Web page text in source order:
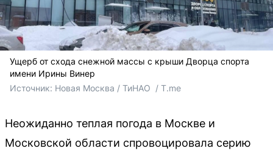
Ущерб от схода снежной массы с крыши Дворца спорта
имени Ирины Винер
Источник: Новая Москва / ТиНАО  / T.me
Неожиданно теплая погода в Москве и
Московской области спровоцировала серию